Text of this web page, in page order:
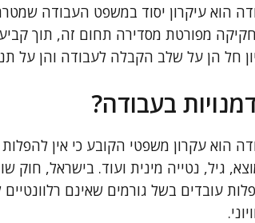
הוא עיקרון יסוד במשפט העבודה
מפורטת מסדירה תחום זה, תוך
חל הן על שלב הקבלה לעבודה והן
בעבודה?
הוא עקרון משפטי הקובע כי אין
עובדים בשל גורמים שאינם